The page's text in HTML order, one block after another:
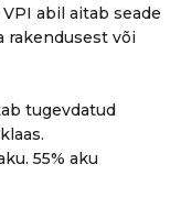
abil aitab seade
rakendusest või
tugevdatud
55% aku